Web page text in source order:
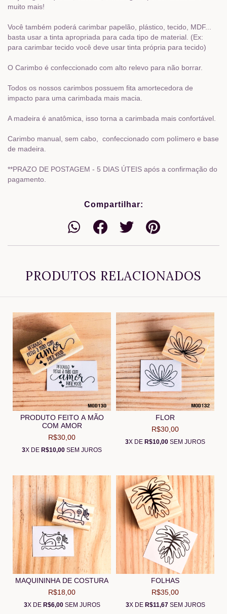
muito mais!
Você também poderá carimbar papelão, plástico, tecido, MDF...
basta usar a tinta apropriada para cada tipo de material. (Ex:
para carimbar tecido você deve usar tinta própria para tecido)
O Carimbo é confeccionado com alto relevo para não borrar.
Todos os nossos carimbos possuem fita amortecedora de
impacto para uma carimbada mais macia.
A madeira é anatômica, isso torna a carimbada mais confortável.
Carimbo manual, sem cabo, confeccionado com polímero e base
de madeira.
**PRAZO DE POSTAGEM - 5 DIAS ÚTEIS após a confirmação do
pagamento.
Compartilhar:
PRODUTOS RELACIONADOS
PRODUTO FEITO A MÃO
COM AMOR
R$30,00
3X DE R$10,00 SEM JUROS
FLOR
R$30,00
3X DE R$10,00 SEM JUROS
MAQUININHA DE COSTURA
R$18,00
3X DE R$6,00SEM JUROS
FOLHAS
R$35,00
3X DE R$11,67SEM JUROS